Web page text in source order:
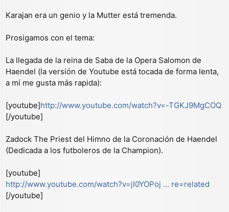
j
Karajan era un genio y la Mutter está tremenda.
Prosigamos con el tema:
La llegada de la reina de Saba de la Opera Salomon de
Haendel (la versión de Youtube está tocada de forma lenta,
a mí me gusta más rapida):
[youtube]http://www.youtube.com/watch?v=-TGKJ9MgCOQ
[/youtube]
Zadock The Priest del Himno de la Coronación de Haendel
(Dedicada a los futboleros de la Champion).
[youtube]
http://www.youtube.com/watch?v=jI0YOPoj ... re=related
[/youtube]